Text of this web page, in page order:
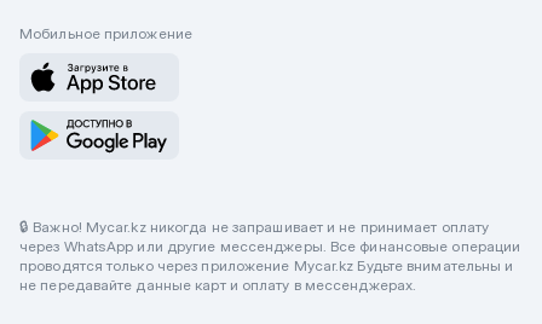
Мобильное приложение
🔒 Важно! Mycar.kz никогда не запрашивает и не принимает оплату
через WhatsApp или другие мессенджеры. Все финансовые операции
проводятся только через приложение Mycar.kz Будьте внимательны и
не передавайте данные карт и оплату в мессенджерах.